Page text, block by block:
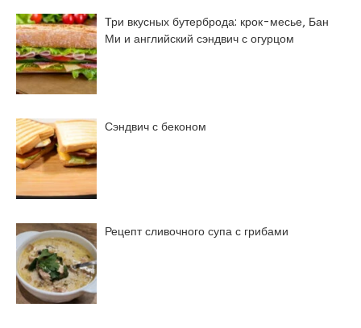
Три вкусных бутерброда: крок-месье, Бан
Ми и английский сэндвич с огурцом
Сэндвич с беконом
Рецепт сливочного супа с грибами